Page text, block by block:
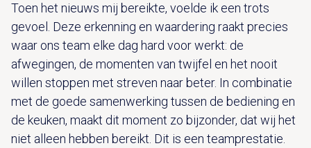
Toen het nieuws mij bereikte, voelde ik een trots
gevoel. Deze erkenning en waardering raakt precies
waar ons team elke dag hard voor werkt: de
afwegingen, de momenten van twijfel en het nooit
willen stoppen met streven naar beter. In combinatie
met de goede samenwerking tussen de bediening en
de keuken, maakt dit moment zo bijzonder, dat wij het
niet alleen hebben bereikt. Dit is een teamprestatie.